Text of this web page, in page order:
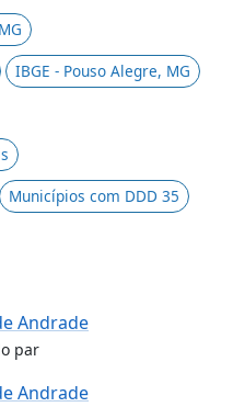
IBGE - Pouso Alegre, MG
Municípios com DDD 35
Andrade
par
Andrade